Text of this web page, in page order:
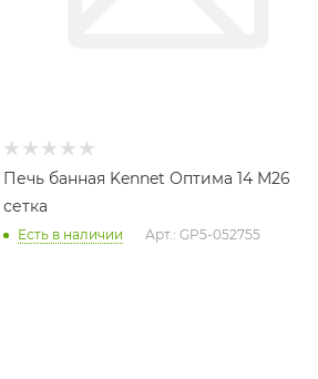
Печь банная Kennet Оптима 14 М26
сетка
Есть в наличии Арт.: GP5-052755